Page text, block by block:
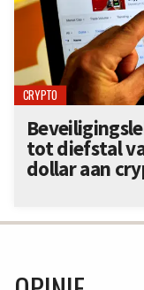
CRYPTO
tot diefstal
dollar aan